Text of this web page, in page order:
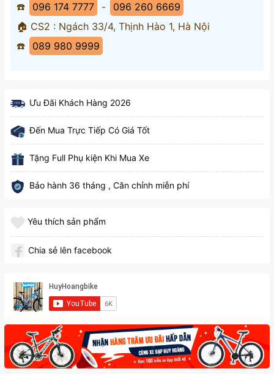
☎️
096 174 7777 -
096 260 6669
🏠 CS2 : Ngách 33/4, Thịnh Hào 1, Hà Nội
☎️
089 980 9999
Ưu Đãi Khách Hàng 2026
Đến Mua Trực Tiếp Có Giá Tốt
Tặng Full Phụ kiện Khi Mua Xe
Bảo hành 36 tháng , Căn chỉnh miễn phí
Yêu thích sản phẩm
Chia sẻ lên facebook